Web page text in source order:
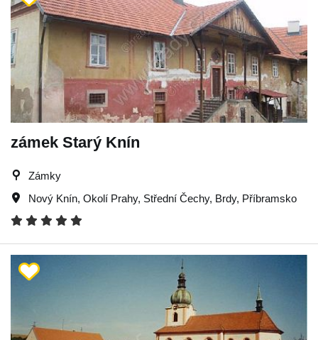
zámek Starý Knín
Zámky
Nový Knín, Okolí Prahy, Střední Čechy, Brdy, Příbramsko